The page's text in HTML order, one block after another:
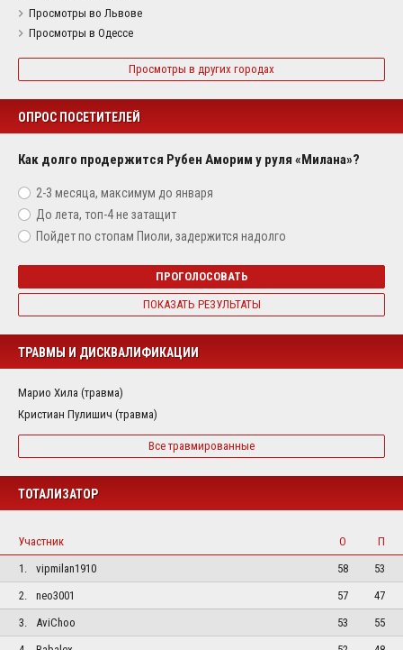
Просмотры во Львове
Просмотры в Одессе
Просмотры в других городах
ОПРОС ПОСЕТИТЕЛЕЙ
Как долго продержится Рубен Аморим у руля «Милана»?
2-3 месяца, максимум до января
До лета, топ-4 не затащит
Пойдет по стопам Пиоли, задержится надолго
ПРОГОЛОСОВАТЬ
ПОКАЗАТЬ РЕЗУЛЬТАТЫ
ТРАВМЫ И ДИСКВАЛИФИКАЦИИ
Марио Хила (травма)
Кристиан Пулишич (травма)
Все травмированные
ТОТАЛИЗАТОР
Участник О
П
1.
vipmilan1910 58
53
2.
neo3001 57
47
3.
AviChoo 53
55